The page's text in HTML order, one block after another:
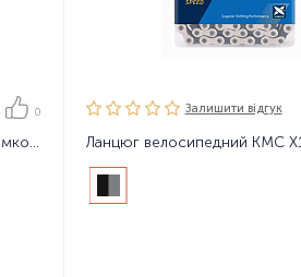
0
Ланцюг велосипедний KMC X12 з замком, 126 ланок, 12 зірок
Залишити вiдгук